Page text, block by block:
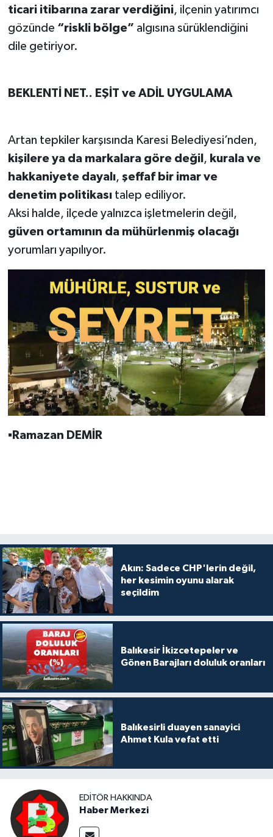
ticari itibarına zarar verdiğini, ilçenin yatırımcı
gözünde “riskli bölge” algısına sürüklendiğini
dile getiriyor.
BEKLENTİ NET.. EŞİT ve ADİL UYGULAMA
Artan tepkiler karşısında Karesi Belediyesi’nden,
kişilere ya da markalara göre değil , kurala ve
hakkaniyete dayalı, şeffaf bir imar ve
denetim politikasıtalep ediliyor.
Aksi halde, ilçede yalnızca işletmelerin değil,
güven ortamının da mühürlenmiş olacağı
yorumları yapılıyor.
▪️ Ramazan DEMİR
Akın: Sadece CHP'lerin değil,
her kesimin oyunu alarak
seçildim
Balıkesir İkizcetepeler ve
Gönen Barajları doluluk oranları
Balıkesirli duayen sanayici
Ahmet Kula vefat etti
EDITÖR HAKKINDA
Haber Merkezi